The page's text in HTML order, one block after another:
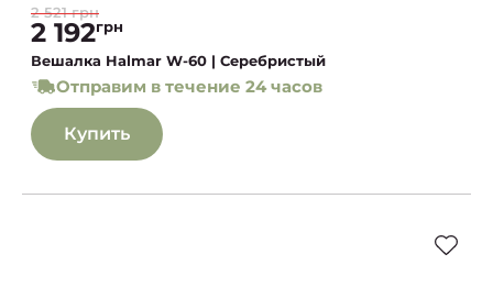
2 521 грн
2 192грн
Вешалка Halmar W-60 | Серебристый
Отправим в течение 24 часов
Купить